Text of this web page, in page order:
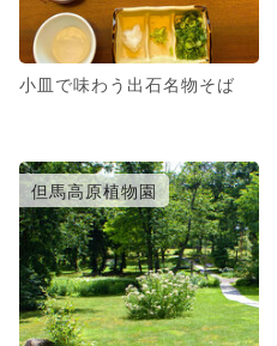
小皿で味わう出石名物そば
但馬高原植物園